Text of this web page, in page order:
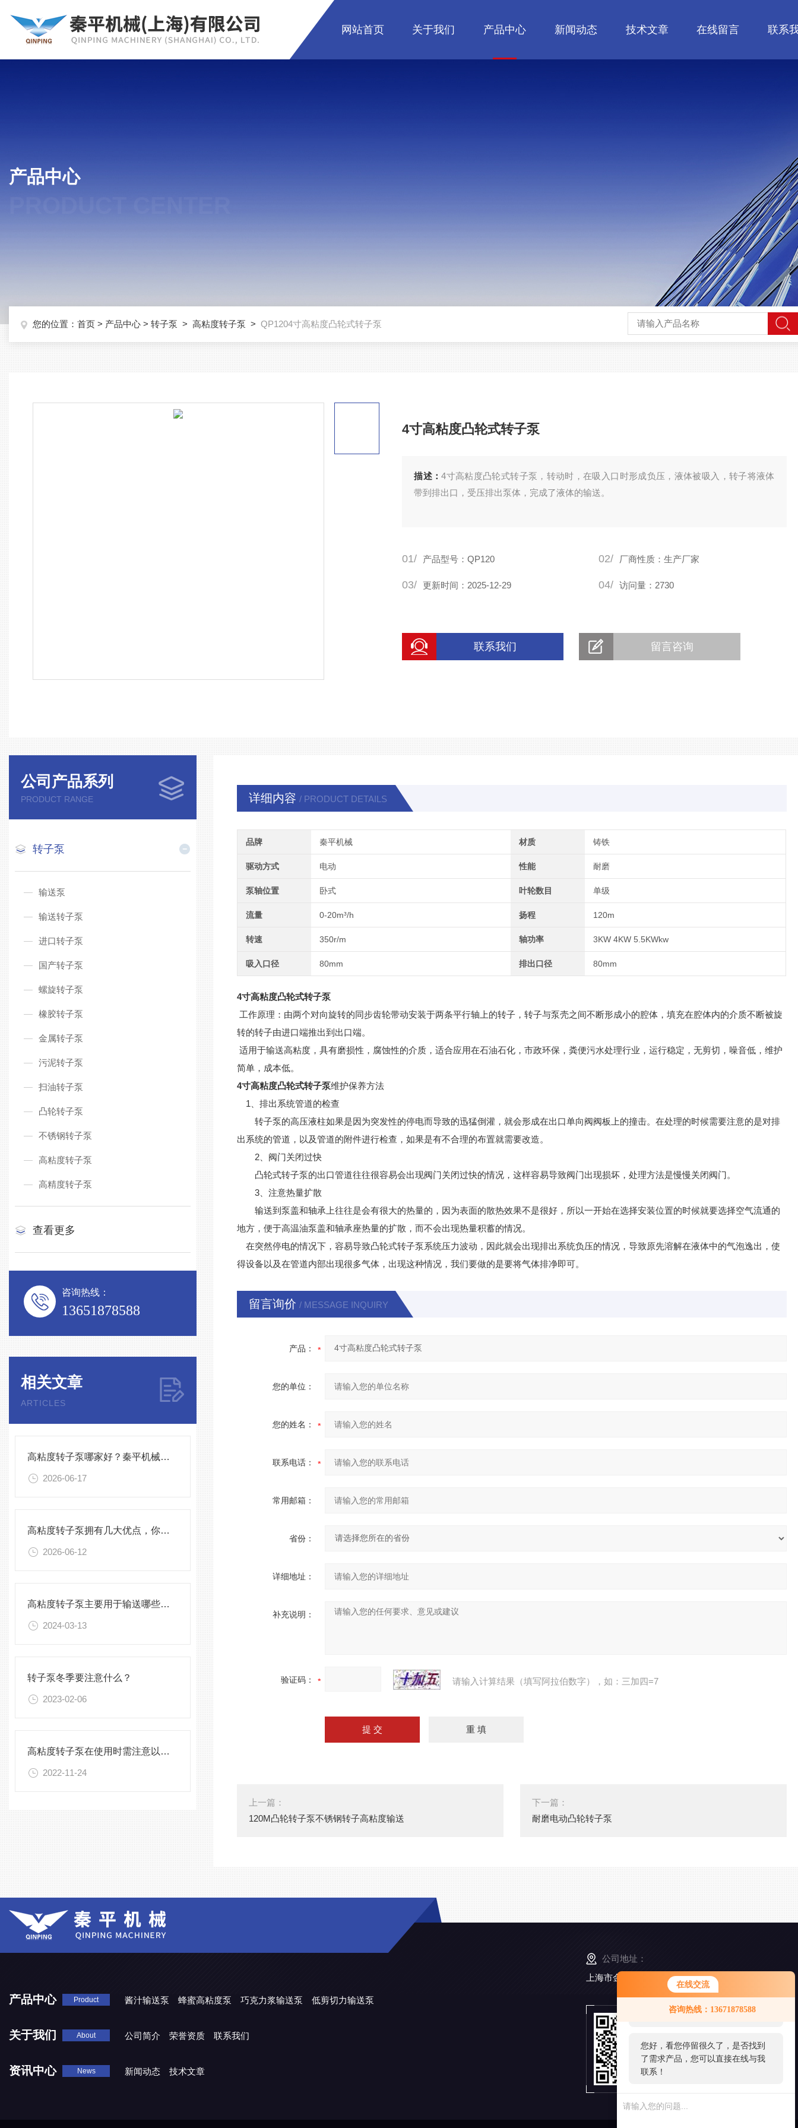
在线交流
咨询热线：13671878588
服务，请问您要咨询什么问题呢？
您好，看您停留很久了，是否找到
了需求产品，您可以直接在线与我
联系！
网站首页 关于我们 产品中心 新闻动态 技术文章 在线留言 联系
产品中心
您的位置： 首页 > 产品中心 > 转子泵 > 高粘度转子泵 > QP1204寸高粘度凸轮式转子泵
4寸高粘度凸轮式转子泵
描述：4寸高粘度凸轮式转子泵，转动时，在吸入口时形成负压，液体被吸入，转子将液体
带到排出口，受压排出泵体，完成了液体的输送。
01/ 产品型号：QP120 02/ 厂商性质：生产厂家
03/ 更新时间：2025-12-29 04/ 访问量：2730
联系我们 留言咨询
公司产品系列
PRODUCT RANGE
转子泵
输送泵
输送转子泵
进口转子泵
国产转子泵
螺旋转子泵
橡胶转子泵
金属转子泵
污泥转子泵
扫油转子泵
凸轮转子泵
不锈钢转子泵
高粘度转子泵
高精度转子泵
查看更多
咨询热线：
13651878588
相关文章
ARTICLES
高粘度转子泵哪家好？秦平机械作为国产实力厂家深度解析
2026-06-17
高粘度转子泵拥有几大优点，你知道几点？
2026-06-12
高粘度转子泵主要用于输送哪些物料？
2024-03-13
转子泵冬季要注意什么？
2023-02-06
高粘度转子泵在使用时需注意以下事项
2022-11-24
详细内容 / PRODUCT DETAILS
品牌 秦平机械 材质 铸铁
驱动方式 电动 性能 耐磨
泵轴位置 卧式 叶轮数目 单级
流量 0-20m³/h 扬程 120m
转速 350r/m 轴功率 3KW 4KW 5.5KWkw
吸入口径 80mm 排出口径 80mm
4寸高粘度凸轮式转子泵
工作原理：由两个对向旋转的同步齿轮带动安装于两条平行轴上的转子，转子与泵壳之间不断形成小的腔体，填充在腔体内的介质不断被旋
转的转子由进口端推出到出口端。
适用于输送高粘度，具有磨损性，腐蚀性的介质，适合应用在石油石化，市政环保，粪便污水处理行业，运行稳定，无剪切，噪音低，维护
简单，成本低。
4寸高粘度凸轮式转子泵维护保养方法
1、排出系统管道的检查
转子泵的高压液柱如果是因为突发性的停电而导致的迅猛倒灌，就会形成在出口单向阀阀板上的撞击。在处理的时候需要注意的是对排
出系统的管道，以及管道的附件进行检查，如果是有不合理的布置就需要改造。
2、阀门关闭过快
凸轮式转子泵的出口管道往往很容易会出现阀门关闭过快的情况，这样容易导致阀门出现损坏，处理方法是慢慢关闭阀门。
3、注意热量扩散
输送到泵盖和轴承上往往是会有很大的热量的，因为表面的散热效果不是很好，所以一开始在选择安装位置的时候就要选择空气流通的
地方，便于高温油泵盖和轴承座热量的扩散，而不会出现热量积蓄的情况。
在突然停电的情况下，容易导致凸轮式转子泵系统压力波动，因此就会出现排出系统负压的情况，导致原先溶解在液体中的气泡逸出，使
得设备以及在管道内部出现很多气体，出现这种情况，我们要做的是要将气体排净即可。
留言询价 / MESSAGE INQUIRY
产品：
您的单位：
您的姓名：
联系电话：
常用邮箱：
省份：
详细地址：
补充说明：
验证码： 请输入计算结果（填写阿拉伯数字），如：三加四=7
上一篇：
120M凸轮转子泵不锈钢转子高粘度输送
下一篇：
耐磨电动凸轮转子泵
产品中心 Product 酱汁输送泵 蜂蜜高粘度泵 巧克力浆输送泵 低剪切力输送泵
关于我们 About 公司简介 荣誉资质 联系我们
资讯中心 News 新闻动态 技术文章
公司地址：
上海市金山工业区亭卫公路6495弄168号5幢3楼
扫
添
加